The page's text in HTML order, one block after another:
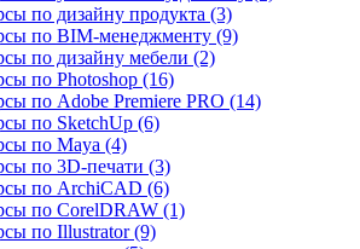
по дизайну продукта (3)
по BIM‑менеджменту (9)
по дизайну мебели (2)
по Photoshop (16)
по Adobe Premiere PRO (14)
по SketchUp (6)
по Maya (4)
по 3D-печати (3)
по ArchiCAD (6)
по CorelDRAW (1)
по Illustrator (9)